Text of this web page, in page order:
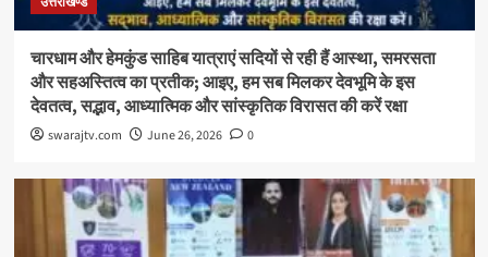
चारधाम और हेमकुंड साहिब यात्राएं सदियों से रही हैं आस्था, समरसता
और सहअस्तित्व का प्रतीक; आइए, हम सब मिलकर देवभूमि के इस
देवतत्व, सद्भाव, आध्यात्मिक और सांस्कृतिक विरासत की करें रक्षा
swarajtv.com June 26, 2026 0